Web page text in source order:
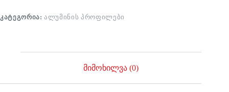
ᲙᲐᲢᲔᲒᲝᲠᲘᲐ:ᲐᲚᲣᲛᲘᲜᲘᲡ ᲞᲠᲝᲤᲘᲚᲔᲑᲘ
მიმოხილვა (0)